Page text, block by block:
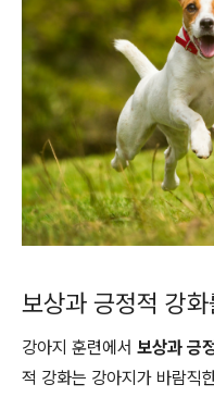
보상과 긍정적 강화
강아지 훈련에서 보상과 긍
적 강화는 강아지가 바람직